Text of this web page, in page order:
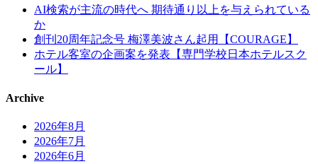
AI検索が主流の時代へ 期待通り以上を与えられている
か
創刊20周年記念号 梅澤美波さん起用【COURAGE】
ホテル客室の企画案を発表【専門学校日本ホテルスク
ール】
Archive
2026年8月
2026年7月
2026年6月